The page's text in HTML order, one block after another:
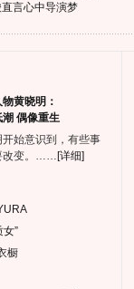
言心中导演梦
黄晓明：
潮 偶像重生
开始意识到，有些事
改变。…… [详细]
”
橱